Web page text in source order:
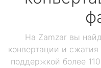
На Zamzar вы
конвертации и
поддержкой более